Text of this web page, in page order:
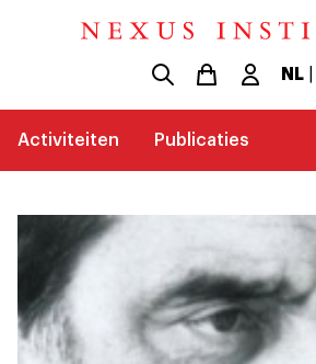
NL|
Activiteiten Publicaties